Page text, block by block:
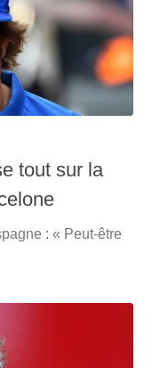
tout sur la
: « Peut-être